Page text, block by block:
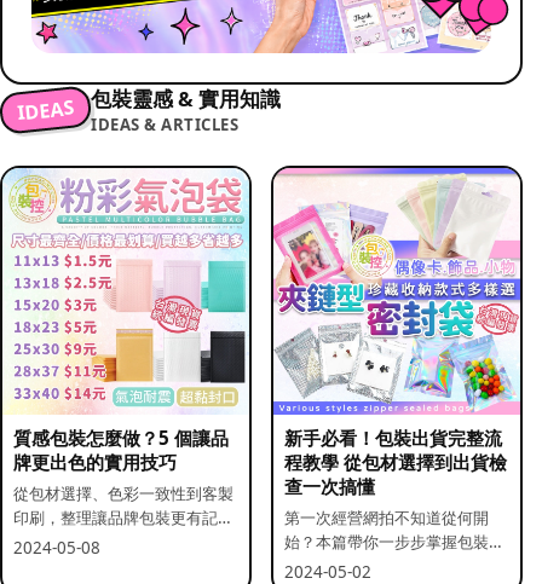
IDEAS 包裝靈感 & 實用知識
IDEAS & ARTICLES
質感包裝怎麼做？5 個讓品
牌更出色的實用技巧
從包材選擇、色彩一致性到客製
印刷，整理讓品牌包裝更有記憶
點的實用做法。
2024-05-08
新手必看！包裝出貨完整流
程教學 從包材選擇到出貨檢
查一次搞懂
第一次經營網拍不知道從何開
始？本篇帶你一步步掌握包裝流
程與出貨前檢查重點。
2024-05-02